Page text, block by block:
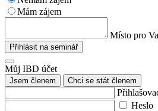
Mám zájem
Místo pro
Přihlásit na seminář
Můj IBD účet
Jsem členem Chci se stát členem
Heslo